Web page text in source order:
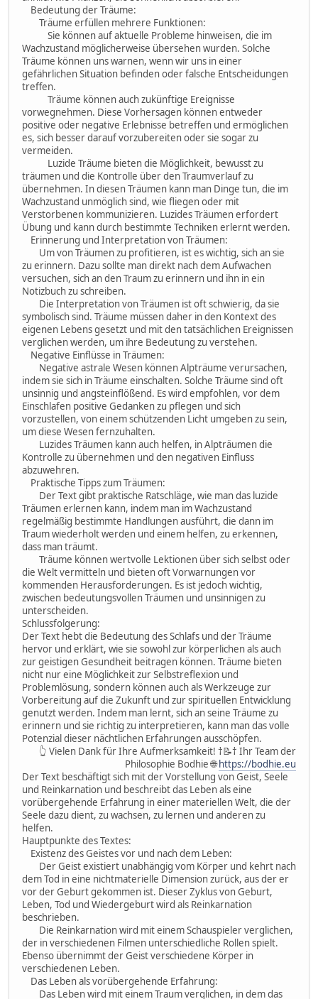
Bedeutung der Träume:
Träume erfüllen mehrere Funktionen:
Sie können auf aktuelle Probleme hinweisen, die im
Wachzustand möglicherweise übersehen wurden. Solche
Träume können uns warnen, wenn wir uns in einer
gefährlichen Situation befinden oder falsche Entscheidungen
treffen.
Träume können auch zukünftige Ereignisse
vorwegnehmen. Diese Vorhersagen können entweder
positive oder negative Erlebnisse betreffen und ermöglichen
es, sich besser darauf vorzubereiten oder sie sogar zu
vermeiden.
Luzide Träume bieten die Möglichkeit, bewusst zu
träumen und die Kontrolle über den Traumverlauf zu
übernehmen. In diesen Träumen kann man Dinge tun, die im
Wachzustand unmöglich sind, wie fliegen oder mit
Verstorbenen kommunizieren. Luzides Träumen erfordert
Übung und kann durch bestimmte Techniken erlernt werden.
Erinnerung und Interpretation von Träumen:
Um von Träumen zu profitieren, ist es wichtig, sich an sie
zu erinnern. Dazu sollte man direkt nach dem Aufwachen
versuchen, sich an den Traum zu erinnern und ihn in ein
Notizbuch zu schreiben.
Die Interpretation von Träumen ist oft schwierig, da sie
symbolisch sind. Träume müssen daher in den Kontext des
eigenen Lebens gesetzt und mit den tatsächlichen Ereignissen
verglichen werden, um ihre Bedeutung zu verstehen.
Negative Einflüsse in Träumen:
Negative astrale Wesen können Alpträume verursachen,
indem sie sich in Träume einschalten. Solche Träume sind oft
unsinnig und angsteinflößend. Es wird empfohlen, vor dem
Einschlafen positive Gedanken zu pflegen und sich
vorzustellen, von einem schützenden Licht umgeben zu sein,
um diese Wesen fernzuhalten.
Luzides Träumen kann auch helfen, in Alpträumen die
Kontrolle zu übernehmen und den negativen Einfluss
abzuwehren.
Praktische Tipps zum Träumen:
Der Text gibt praktische Ratschläge, wie man das luzide
Träumen erlernen kann, indem man im Wachzustand
regelmäßig bestimmte Handlungen ausführt, die dann im
Traum wiederholt werden und einem helfen, zu erkennen,
dass man träumt.
Träume können wertvolle Lektionen über sich selbst oder
die Welt vermitteln und bieten oft Vorwarnungen vor
kommenden Herausforderungen. Es ist jedoch wichtig,
zwischen bedeutungsvollen Träumen und unsinnigen zu
unterscheiden.
Schlussfolgerung:
Der Text hebt die Bedeutung des Schlafs und der Träume
hervor und erklärt, wie sie sowohl zur körperlichen als auch
zur geistigen Gesundheit beitragen können. Träume bieten
nicht nur eine Möglichkeit zur Selbstreflexion und
Problemlösung, sondern können auch als Werkzeuge zur
Vorbereitung auf die Zukunft und zur spirituellen Entwicklung
genutzt werden. Indem man lernt, sich an seine Träume zu
erinnern und sie richtig zu interpretieren, kann man das volle
Potenzial dieser nächtlichen Erfahrungen ausschöpfen.
👆 Vielen Dank für Ihre Aufmerksamkeit! †📝† Ihr Team der
Philosophie Bodhie 🌐https://bodhie.eu
Der Text beschäftigt sich mit der Vorstellung von Geist, Seele
und Reinkarnation und beschreibt das Leben als eine
vorübergehende Erfahrung in einer materiellen Welt, die der
Seele dazu dient, zu wachsen, zu lernen und anderen zu
helfen.
Hauptpunkte des Textes:
Existenz des Geistes vor und nach dem Leben:
Der Geist existiert unabhängig vom Körper und kehrt nach
dem Tod in eine nichtmaterielle Dimension zurück, aus der er
vor der Geburt gekommen ist. Dieser Zyklus von Geburt,
Leben, Tod und Wiedergeburt wird als Reinkarnation
beschrieben.
Die Reinkarnation wird mit einem Schauspieler verglichen,
der in verschiedenen Filmen unterschiedliche Rollen spielt.
Ebenso übernimmt der Geist verschiedene Körper in
verschiedenen Leben.
Das Leben als vorübergehende Erfahrung:
Das Leben wird mit einem Traum verglichen, in dem das